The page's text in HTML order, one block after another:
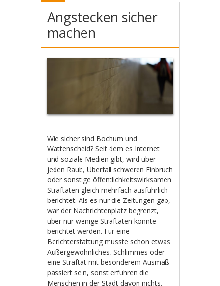
Angstecken sicher
machen
Wie sicher sind Bochum und
Wattenscheid? Seit dem es Internet
und soziale Medien gibt, wird über
jeden Raub, Überfall schweren Einbruch
oder sonstige öffentlichkeitswirksamen
Straftaten gleich mehrfach ausführlich
berichtet. Als es nur die Zeitungen gab,
war der Nachrichtenplatz begrenzt,
über nur wenige Straftaten konnte
berichtet werden. Für eine
Berichterstattung musste schon etwas
Außergewöhnliches, Schlimmes oder
eine Straftat mit besonderem Ausmaß
passiert sein, sonst erfuhren die
Menschen in der Stadt davon nichts.